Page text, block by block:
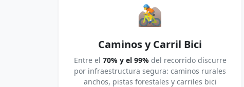
🚵
Caminos y Carril Bici
Entre el 70% y el 99%del recorrido discurre
por infraestructura segura: caminos rurales
anchos, pistas forestales y carriles bici